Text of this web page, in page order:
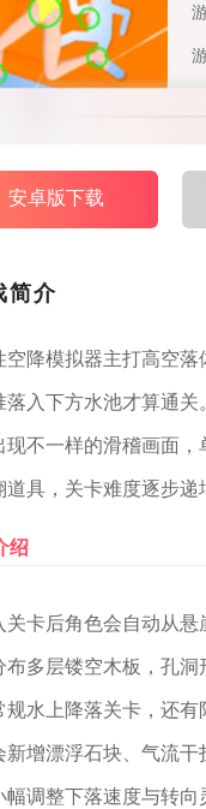
安卓版下载
简介
空降模拟器主打高空
落入下方水池才算通
现不一样的滑稽画面
道具，关卡难度逐步
绍
关卡后角色会自动从悬
布多层镂空木板，孔
规水上降落关卡，还
新增漂浮石块、气流干
幅调整下落速度与转向